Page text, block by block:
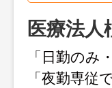
医療法
「日勤の
「夜勤専